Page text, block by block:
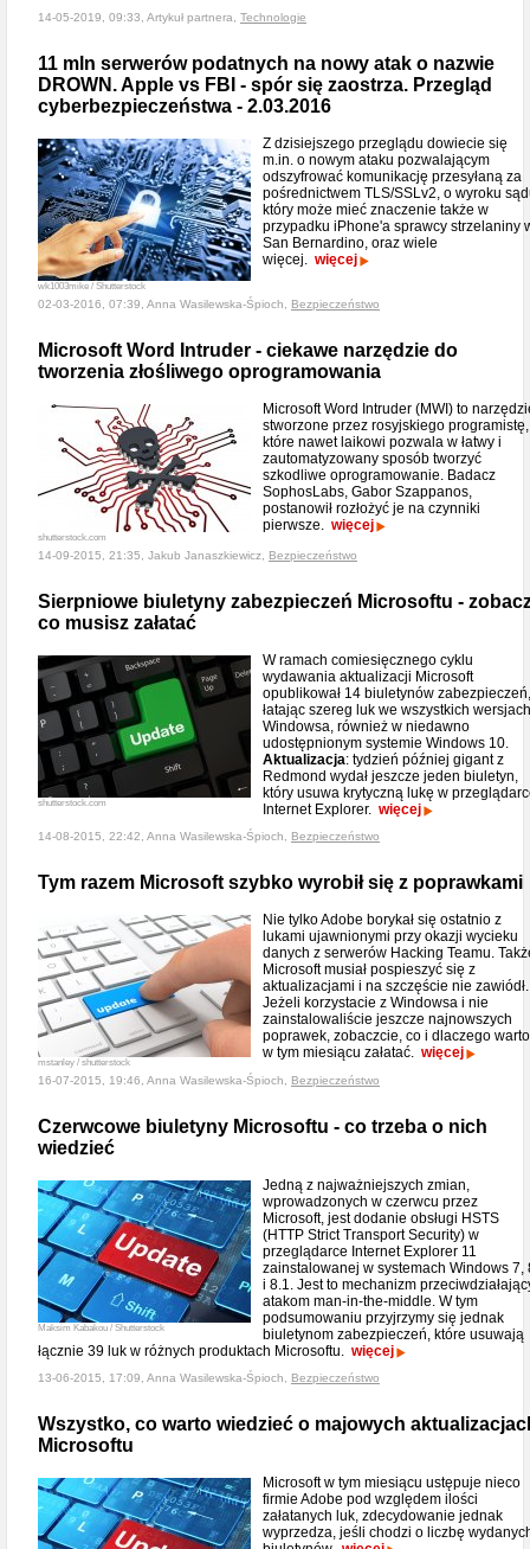
14-05-2019, 09:33, Artykuł partnera, Technologie
11 mln serwerów podatnych na nowy atak o nazwie
DROWN. Apple vs FBI - spór się zaostrza. Przegląd
cyberbezpieczeństwa - 2.03.2016
wk1003mike / Shutterstock
Z dzisiejszego przeglądu dowiecie się
m.in. o nowym ataku pozwalającym
odszyfrować komunikację przesyłaną za
pośrednictwem TLS/SSLv2, o wyroku
który może mieć znaczenie także w
przypadku iPhone'a sprawcy strzelaniny
San Bernardino, oraz wiele
więcej. więcej
02-03-2016, 07:39, Anna Wasilewska-Śpioch, Bezpieczeństwo
Microsoft Word Intruder - ciekawe narzędzie do
tworzenia złośliwego oprogramowania
shutterstock.com
Microsoft Word Intruder (MWI) to
stworzone przez rosyjskiego programistę,
które nawet laikowi pozwala w łatwy i
zautomatyzowany sposób tworzyć
szkodliwe oprogramowanie. Badacz
SophosLabs, Gabor Szappanos,
postanowił rozłożyć je na czynniki
pierwsze. więcej
14-09-2015, 21:35, Jakub Janaszkiewicz, Bezpieczeństwo
Sierpniowe biuletyny zabezpieczeń Microsoftu -
co musisz załatać
shutterstock.com
W ramach comiesięcznego cyklu
wydawania aktualizacji Microsoft
opublikował 14 biuletynów zabezpieczeń,
łatając szereg luk we wszystkich wersjach
Windowsa, również w niedawno
udostępnionym systemie Windows 10.
Aktualizacja: tydzień później gigant z
Redmond wydał jeszcze jeden biuletyn,
który usuwa krytyczną lukę w
Internet Explorer. więcej
14-08-2015, 22:42, Anna Wasilewska-Śpioch, Bezpieczeństwo
Tym razem Microsoft szybko wyrobił się z poprawkami
mstanley / shutterstock
Nie tylko Adobe borykał się ostatnio z
lukami ujawnionymi przy okazji wycieku
danych z serwerów Hacking Teamu.
Microsoft musiał pospieszyć się z
aktualizacjami i na szczęście nie zawiódł.
Jeżeli korzystacie z Windowsa i nie
zainstalowaliście jeszcze najnowszych
poprawek, zobaczcie, co i dlaczego warto
w tym miesiącu załatać. więcej
16-07-2015, 19:46, Anna Wasilewska-Śpioch, Bezpieczeństwo
Czerwcowe biuletyny Microsoftu - co trzeba o nich
wiedzieć
Maksim Kabakou / Shutterstock
Jedną z najważniejszych zmian,
wprowadzonych w czerwcu przez
Microsoft, jest dodanie obsługi HSTS
(HTTP Strict Transport Security) w
przeglądarce Internet Explorer 11
zainstalowanej w systemach Windows 7,
i 8.1. Jest to mechanizm
atakom man-in-the-middle. W tym
podsumowaniu przyjrzymy się jednak
biuletynom zabezpieczeń, które usuwają
łącznie 39 luk w różnych produktach Microsoftu. więcej
13-06-2015, 17:09, Anna Wasilewska-Śpioch, Bezpieczeństwo
Wszystko, co warto wiedzieć o majowych
Microsoftu
Microsoft w tym miesiącu ustępuje nieco
firmie Adobe pod względem ilości
załatanych luk, zdecydowanie jednak
wyprzedza, jeśli chodzi o liczbę